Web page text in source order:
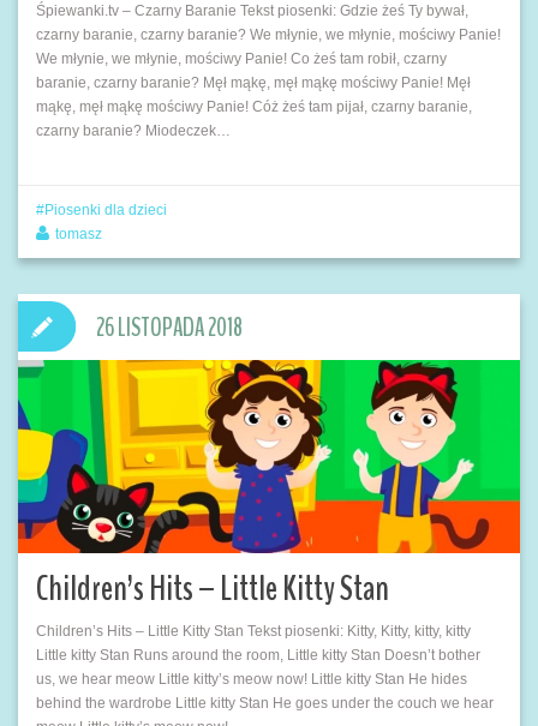
Śpiewanki.tv – Czarny Baranie Tekst piosenki: Gdzie żeś Ty bywał,
czarny baranie, czarny baranie? We młynie, we młynie, mościwy Panie!
We młynie, we młynie, mościwy Panie! Co żeś tam robił, czarny
baranie, czarny baranie? Męł mąkę, męł mąkę mościwy Panie! Męł
mąkę, męł mąkę mościwy Panie! Cóż żeś tam pijał, czarny baranie,
czarny baranie? Miodeczek…
Piosenki dla dzieci
tomasz
Children’s Hits – Little Kitty Stan
Children’s Hits – Little Kitty Stan Tekst piosenki: Kitty, Kitty, kitty, kitty
Little kitty Stan Runs around the room, Little kitty Stan Doesn’t bother
us, we hear meow Little kitty’s meow now! Little kitty Stan He hides
behind the wardrobe Little kitty Stan He goes under the couch we hear
26 LISTOPADA 2018